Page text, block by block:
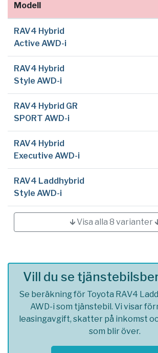
Modell
RAV4 Hybrid
Active AWD-i
RAV4 Hybrid
Style AWD-i
RAV4 Hybrid GR
SPORT AWD-i
RAV4 Hybrid
Executive AWD-i
RAV4 Laddhybrid
Style AWD-i
🡳 Visa alla 8 varianter
Vill du se
Se beräkning för Toyota RAV4
AWD-i som tjänstebil. Vi visar
leasingavgift, skatter på inkomst
som blir över.